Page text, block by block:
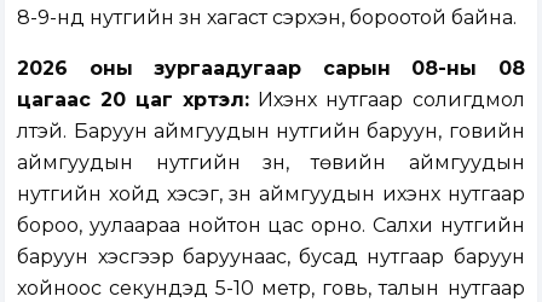
8-9-нд нутгийн зүүн хагаст сэрүүхэн, бороотой байна.
2026 оны зургаадугаар сарын 08-ны 08
цагаас 20 цаг хүртэл: Ихэнх нутгаар солигдмол
үүлтэй. Баруун аймгуудын нутгийн баруун, говийн
аймгуудын нутгийн зүүн, төвийн аймгуудын
нутгийн хойд хэсэг, зүүн аймгуудын ихэнх нутгаар
бороо, уулаараа нойтон цас орно. Салхи нутгийн
баруун хэсгээр баруунаас, бусад нутгаар баруун
хойноос секундэд 5-10 метр, говь, талын нутгаар